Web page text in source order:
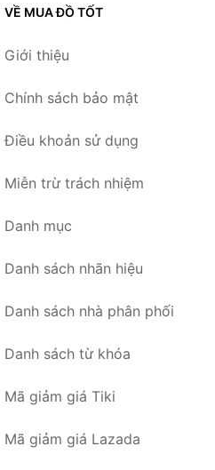
VỀ MUA ĐỒ TỐT
Giới thiệu
Chính sách bảo mật
Điều khoản sử dụng
Miễn trừ trách nhiệm
Danh mục
Danh sách nhãn hiệu
Danh sách nhà phân phối
Danh sách từ khóa
Mã giảm giá Tiki
Mã giảm giá Lazada